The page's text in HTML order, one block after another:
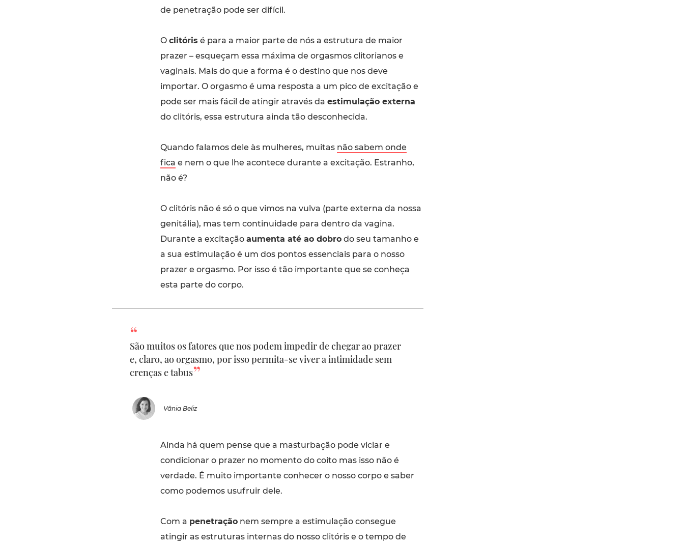
de penetração pode ser difícil.
O clitóris é para a maior parte de nós a estrutura de maior
prazer – esqueçam essa máxima de orgasmos clitorianos e
vaginais. Mais do que a forma é o destino que nos deve
importar. O orgasmo é uma resposta a um pico de excitação e
pode ser mais fácil de atingir através da estimulação externa
do clitóris, essa estrutura ainda tão desconhecida.
Quando falamos dele às mulheres, muitas não sabem onde
fica e nem o que lhe acontece durante a excitação. Estranho,
não é?
O clitóris não é só o que vimos na vulva (parte externa da nossa
genitália), mas tem continuidade para dentro da vagina.
Durante a excitação aumenta até ao dobrodo seu tamanho e
a sua estimulação é um dos pontos essenciais para o nosso
prazer e orgasmo. Por isso é tão importante que se conheça
esta parte do corpo.
São muitos os fatores que nos podem impedir de chegar ao prazer
e, claro, ao orgasmo, por isso permita-se viver a intimidade sem
crenças e tabus
Vânia Beliz
Ainda há quem pense que a masturbação pode viciar e
condicionar o prazer no momento do coito mas isso não é
verdade. É muito importante conhecer o nosso corpo e saber
como podemos usufruir dele.
Com a penetraçãonem sempre a estimulação consegue
atingir as estruturas internas do nosso clitóris e o tempo de